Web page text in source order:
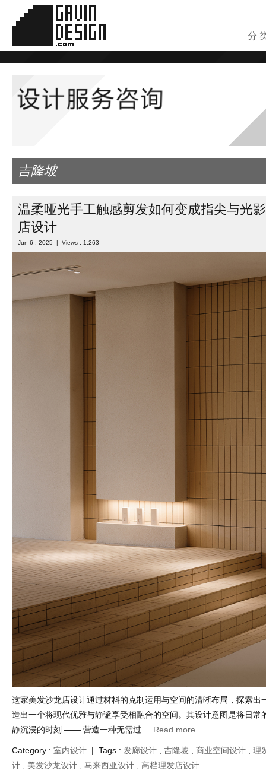
分
吉隆坡
温柔哑光手工触感剪发如何变成指尖与光
店设计
Jun 6 , 2025 | Views : 1,263
这家美发沙龙店设计通过材料的克制运用与空间的清晰布局，探索出
造出一个将现代优雅与静谧享受相融合的空间。其设计意图是将日常
静沉浸的时刻 —— 营造一种无需过 ... Read more
Category : 室内设计 | Tags : 发廊设计 , 吉隆坡 , 商业空间设计 , 理
计 , 美发沙龙设计 , 马来西亚设计 , 高档理发店设计